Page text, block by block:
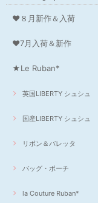
❤８月新作＆入荷
❤7月入荷＆新作
★Le Ruban*
英国LIBERTY シュシュ
国産LIBERTY シュシュ
リボン＆バレッタ
バッグ・ポーチ
la Couture Ruban*